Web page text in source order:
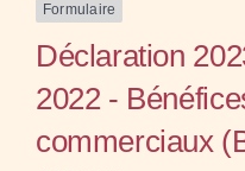
Formulaire
Déclaration
2022 -
commerciaux